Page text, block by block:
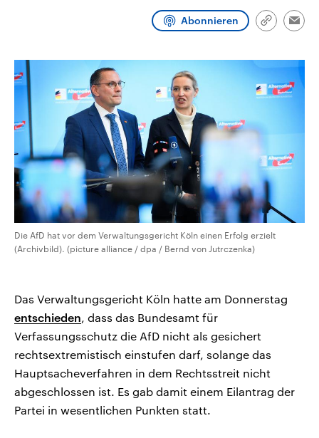
Abonnieren
Link
Die AfD hat vor dem Verwaltungsgericht Köln einen Erfolg erzielt
(Archivbild). (picture alliance / dpa / Bernd von Jutrczenka)
Das Verwaltungsgericht Köln hatte am Donnerstag
entschieden, dass das Bundesamt für
Verfassungsschutz die AfD nicht als gesichert
rechtsextremistisch einstufen darf, solange das
Hauptsacheverfahren in dem Rechtsstreit nicht
abgeschlossen ist. Es gab damit einem Eilantrag der
Partei in wesentlichen Punkten statt.